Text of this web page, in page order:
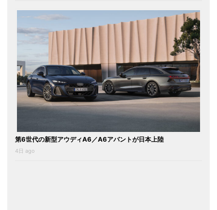
第6世代の新型アウディA6／A6アバントが日本上陸
4日 ago